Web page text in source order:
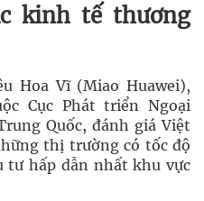
kinh tế thương
Hoa Vĩ (Miao Huawei),
Cục Phát triển Ngoại
Quốc, đánh giá Việt
thị trường có tốc độ
tư hấp dẫn nhất khu vực